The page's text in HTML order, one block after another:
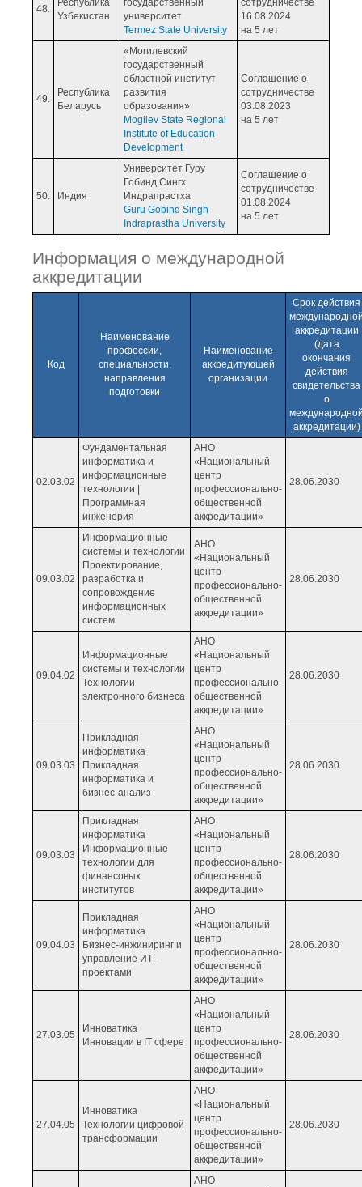
48.
Узбекистан
университет
Termez State University
16.08.2024
на 5 лет
49.
Республика
Беларусь
«Могилевский
государственный
областной институт
развития
образования»
Mogilev State Regional
Institute of Education
Development
Соглашение о
сотрудничестве
03.08.2023
на 5 лет
50. Индия
Университет Гуру
Гобинд Сингх
Индрапрастха
Guru Gobind Singh
Indraprastha University
Соглашение о
сотрудничестве
01.08.2024
на 5 лет
Информация о международной
аккредитации
Код
Наименование
профессии,
специальности,
направления
подготовки
Наименование
аккредитующей
организации
Срок действия
аккредитации
(дата
окончания
действия
свидетельства
о
аккредитации)
02.03.02
Фундаментальная
информатика и
информационные
технологии |
Программная
инженерия
АНО
«Национальный
центр
профессионально-
общественной
аккредитации»
28.06.2030
09.03.02
Информационные
системы и технологии
Проектирование,
разработка и
сопровождение
информационных
систем
АНО
«Национальный
центр
профессионально-
общественной
аккредитации»
28.06.2030
09.04.02
Информационные
системы и технологии
Технологии
электронного бизнеса
АНО
«Национальный
центр
профессионально-
общественной
аккредитации»
28.06.2030
09.03.03
Прикладная
информатика
Прикладная
информатика и
бизнес-анализ
АНО
«Национальный
центр
профессионально-
общественной
аккредитации»
28.06.2030
09.03.03
Прикладная
информатика
Информационные
технологии для
финансовых
институтов
АНО
«Национальный
центр
профессионально-
общественной
аккредитации»
28.06.2030
09.04.03
Прикладная
информатика
Бизнес-инжиниринг и
управление ИТ-
проектами
АНО
«Национальный
центр
профессионально-
общественной
аккредитации»
28.06.2030
27.03.05
Инноватика
Инновации в IT сфере
АНО
«Национальный
центр
профессионально-
общественной
аккредитации»
28.06.2030
27.04.05
Инноватика
Технологии цифровой
трансформации
АНО
«Национальный
центр
профессионально-
общественной
аккредитации»
28.06.2030
АНО